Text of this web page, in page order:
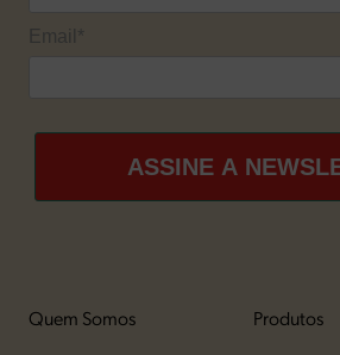
Email*
ASSINE A
Quem Somos Produtos